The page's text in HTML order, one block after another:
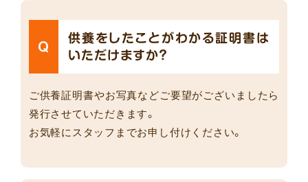
Q
供養をしたことがわかる証明書は
いただけますか？
ご供養証明書やお写真などご要望がございましたら
発行させていただきます。
お気軽にスタッフまでお申し付けください。